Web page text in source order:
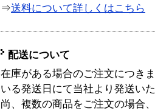
⇒送料について詳しくはこちら
配送について
在庫がある場合のご注文につき
いる発送日にて当社より発送い
尚、複数の商品をご注文の場合